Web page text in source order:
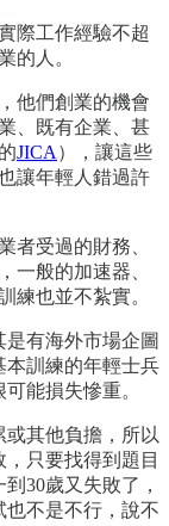
際工作經驗不超
的人。
他們創業的機會
、既有企業、甚
JICA ），讓這些
讓年輕人錯過許
者受過的財務、
一般的加速器、
練也並不紮實。
有海外市場企圖
本訓練的年輕士兵
能損失慘重。
其他負擔，所以
只要找得到題目
30歲又失敗了，
不是不行，說不